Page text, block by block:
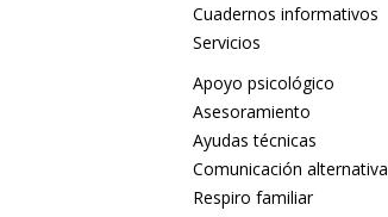
Cuadernos informativos
Servicios
Apoyo psicológico
Asesoramiento
Ayudas técnicas
Comunicación alternativa
Respiro familiar